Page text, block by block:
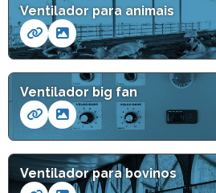
Ventilador para animais
Ventilador big fan
Ventilador para bovinos